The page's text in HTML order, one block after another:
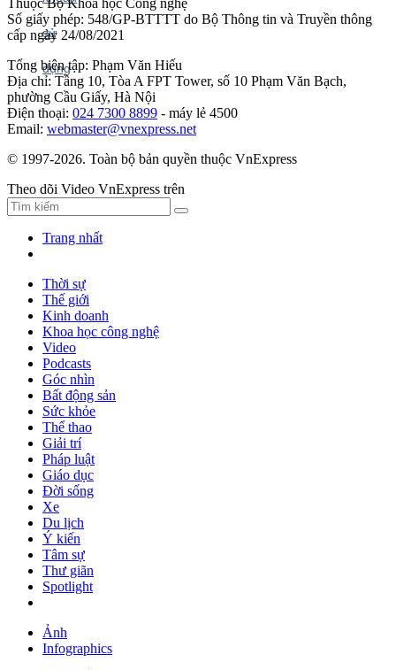
Thuộc Bộ Khoa học Công nghệ
Số giấy phép: 548/GP-BTTTT do Bộ Thông tin và Truyền thông
cấp ngày 24/08/2021
Tổng biên tập: Phạm Văn Hiếu
Địa chỉ: Tầng 10, Tòa A FPT Tower, số 10 Phạm Văn Bạch,
phường Cầu Giấy, Hà Nội
Điện thoại: 024 7300 8899 - máy lẻ 4500
Email: webmaster@vnexpress.net
© 1997-2026. Toàn bộ bản quyền thuộc VnExpress
Theo dõi Video VnExpress trên
Trang nhất
Thời sự
Thế giới
Kinh doanh
Khoa học công nghệ
Video
Podcasts
Góc nhìn
Bất động sản
Sức khỏe
Thể thao
Giải trí
Pháp luật
Giáo dục
Đời sống
Xe
Du lịch
Ý kiến
Tâm sự
Thư giãn
Spotlight
Ảnh
Infographics